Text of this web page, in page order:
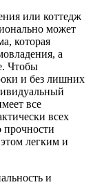
или коттедж
может
которая
а
Чтобы
и без лишних
все
всех
прочности
легким и
и